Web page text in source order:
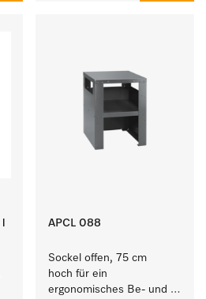
APCL 088
Sockel offen, 75 cm
hoch für ein
ergonomisches Be- und